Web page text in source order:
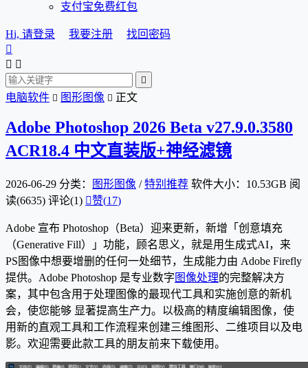
支付宝免费红包
Hi, 请登录 我要注册
找回密码

 

电脑软件  图形图像  正文
Adobe Photoshop 2026 Beta v27.9.0.3580
ACR18.4 中文直装版+神经滤镜
2026-06-29 分类： 图形图像 /特别推荐 软件大小：10.53GB 阅
读(6635) 评论(1) 赞(17)
Adobe 宣布 Photoshop（Beta）迎来更新，新增「创意填充
（Generative Fill）」功能，顾名思义，就是用生成式AI，来
PS图像中想要增删的任何一处细节，生成能力由 Adobe Firefly
提供。Adobe Photoshop 是专业数字 图像处理的完整解决方
案，其中包含用于处理图像的最现代工具和实施创意的新机
会，使您能够 显著提高生产力。以极高的精度编辑图像，使
用新的直观工具和工作流程来创建三维图形、二维项目以及电
影。欢迎需要此款工具的朋友前来下载使用。